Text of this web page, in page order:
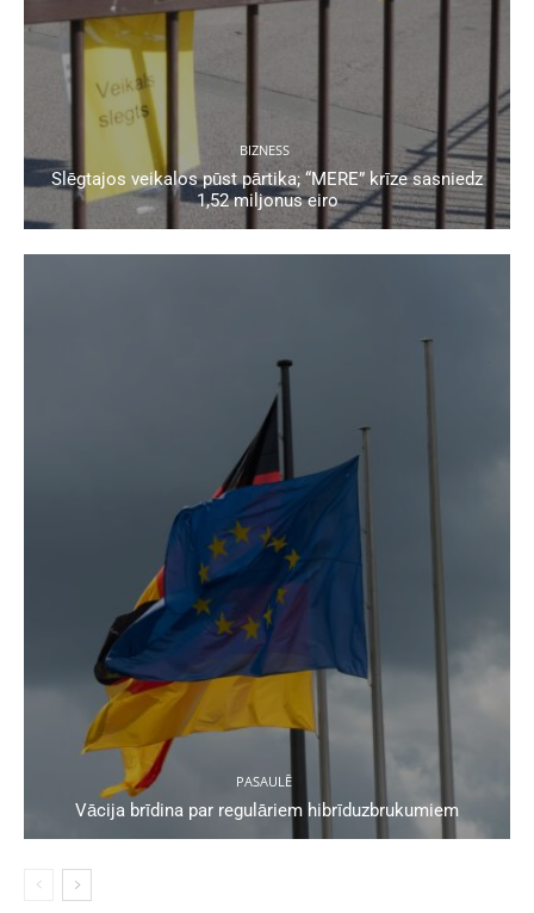
BIZNESS
Slēgtajos veikalos pūst pārtika; “MERE” krīze sasniedz
1,52 miljonus eiro
PASAULĒ
Vācija brīdina par regulāriem hibrīduzbrukumiem